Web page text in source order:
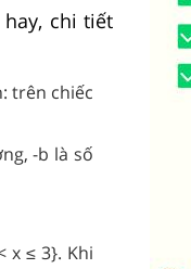
chi tiết
trên chiếc
-b là số
x ≤ 3}. Khi